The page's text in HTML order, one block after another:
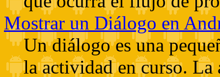
Mostrar un Diálogo en
Un diálogo es una
la actividad en curso. La